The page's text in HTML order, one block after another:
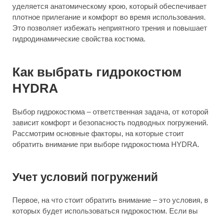
уделяется анатомическому крою, который обеспечивает
плотное прилегание и комфорт во время использования.
Это позволяет избежать неприятного трения и повышает
гидродинамические свойства костюма.
Как выбрать гидрокостюм
HYDRA
Выбор гидрокостюма – ответственная задача, от которой
зависит комфорт и безопасность подводных погружений.
Рассмотрим основные факторы, на которые стоит
обратить внимание при выборе гидрокостюма HYDRA.
Учет условий погружений
Первое, на что стоит обратить внимание – это условия, в
которых будет использоваться гидрокостюм. Если вы